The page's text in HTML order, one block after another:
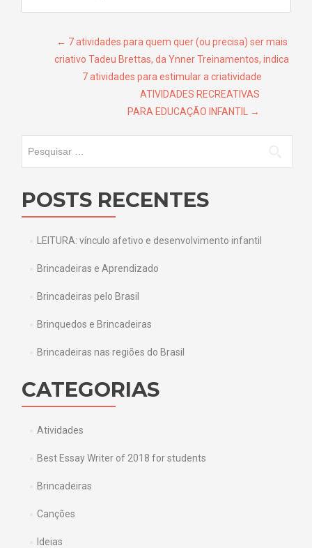
Navegação de Post
← 7 atividades para quem quer (ou precisa) ser mais
criativo Tadeu Brettas, da Ynner Treinamentos, indica
7 atividades para estimular a criatividade
ATIVIDADES RECREATIVAS
PARA EDUCAÇÃO INFANTIL
→
POSTS RECENTES
LEITURA: vínculo afetivo e desenvolvimento infantil
Brincadeiras e Aprendizado
Brincadeiras pelo Brasil
Brinquedos e Brincadeiras
Brincadeiras nas regiões do Brasil
CATEGORIAS
Atividades
Best Essay Writer of 2018 for students
Brincadeiras
Canções
Ideias